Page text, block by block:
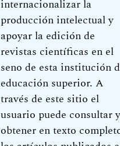
internacionalizar la
producción intelectual y
apoyar la edición de
revistas científicas en el
seno de esta institución
educación superior. A
través de este sitio el
usuario puede consultar y
obtener en texto